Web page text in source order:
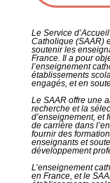
Le Service
Catholique (SAAR)
soutenir les
France. Il a pour
l’enseignement
établissements
engagés, et en
Le SAAR offre une
recherche et la
d’enseignement, et
de carrière dans
fournir des
enseignants et
développement
L’enseignement
en France, et le